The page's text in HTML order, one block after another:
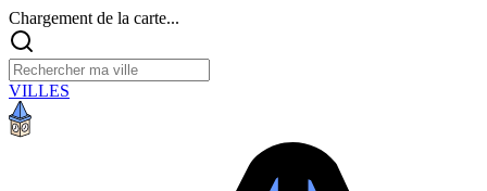
Chargement de la carte...
VILLES